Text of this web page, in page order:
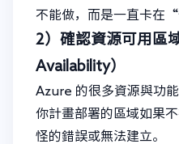
不能做，而是一直卡在
2）確認資源可用區
Availability）
Azure 的很多資源與功
你計畫部署的區域如果
怪的錯誤或無法建立。